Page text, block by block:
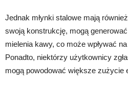
Jednak młynki stalowe mają
swoją konstrukcję, mogą
mielenia kawy, co może wpływać
Ponadto, niektórzy użytkownicy
mogą powodować większe zużycie